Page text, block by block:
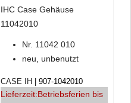
IHC Case Gehäuse
11042010
Nr. 11042 010
neu, unbenutzt
CASE IH 907-1042010
Lieferzeit:Betriebsferien bis